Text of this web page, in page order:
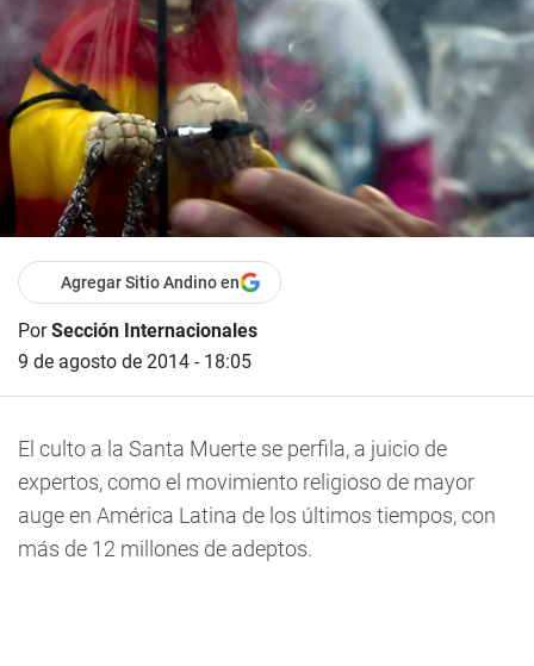
Agregar Sitio Andino en
PorSección Internacionales
9 de agosto de 2014 - 18:05
El culto a la Santa Muerte se perfila, a juicio de
expertos, como el movimiento religioso de mayor
auge en América Latina de los últimos tiempos, con
más de 12 millones de adeptos.